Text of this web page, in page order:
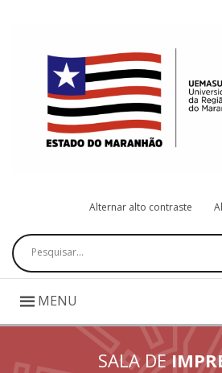
Alternar alto contraste
Pesquisar
MENU
SALA DE